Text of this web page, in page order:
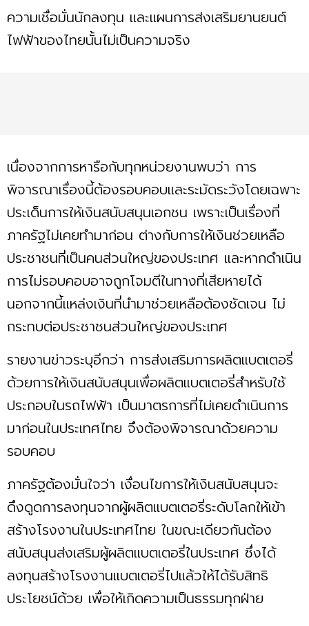
ความเชื่อมั่นนักลงทุน และแผนการส่งเสริมยานยนต์
ไฟฟ้าของไทยนั้นไม่เป็นความจริง
เนื่องจากการหารือกับทุกหน่วยงานพบว่า การ
พิจารณาเรื่องนี้ต้องรอบคอบและระมัดระวังโดยเฉพาะ
ประเด็นการให้เงินสนับสนุนเอกชน เพราะเป็นเรื่องที่
ภาครัฐไม่เคยทำมาก่อน ต่างกับการให้เงินช่วยเหลือ
ประชาชนที่เป็นคนส่วนใหญ่ของประเทศ และหากดำเนิน
การไม่รอบคอบอาจถูกโจมตีในทางที่เสียหายได้
นอกจากนี้แหล่งเงินที่นำมาช่วยเหลือต้องชัดเจน ไม่
กระทบต่อประชาชนส่วนใหญ่ของประเทศ
รายงานข่าวระบุอีกว่า การส่งเสริมการผลิตแบตเตอรี่
ด้วยการให้เงินสนับสนุนเพื่อผลิตแบตเตอรี่สำหรับใช้
ประกอบในรถไฟฟ้า เป็นมาตรการที่ไม่เคยดำเนินการ
มาก่อนในประเทศไทย จึงต้องพิจารณาด้วยความ
รอบคอบ
ภาครัฐต้องมั่นใจว่า เงื่อนไขการให้เงินสนับสนุนจะ
ดึงดูดการลงทุนจากผู้ผลิตแบตเตอรี่ระดับโลกให้เข้า
สร้างโรงงานในประเทศไทย ในขณะเดียวกันต้อง
สนับสนุนส่งเสริมผู้ผลิตแบตเตอรี่ในประเทศ ซึ่งได้
ลงทุนสร้างโรงงานแบตเตอรี่ไปแล้วให้ได้รับสิทธิ
ประโยชน์ด้วย เพื่อให้เกิดความเป็นธรรมทุกฝ่าย